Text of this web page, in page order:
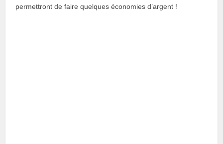
permettront de faire quelques économies d’argent !